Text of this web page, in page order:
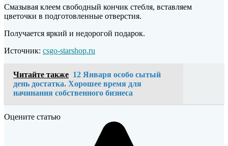
Смазывая клеем свободный кончик стебля, вставляем
цветочки в подготовленные отверстия.
Получается яркий и недорогой подарок.
Источник: csgo-starshop.ru
Читайте также 12 Января особо сытый
день достатка. Хорошее время для
начинания собственного бизнеса
Оцените статью